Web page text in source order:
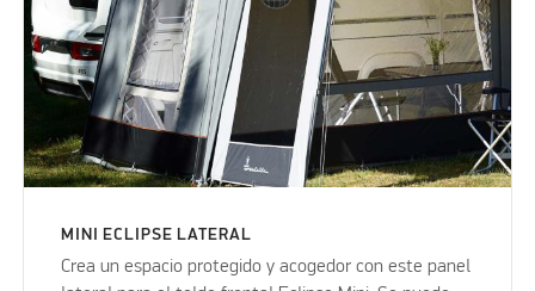
MINI ECLIPSE LATERAL
Crea un espacio protegido y acogedor con este panel